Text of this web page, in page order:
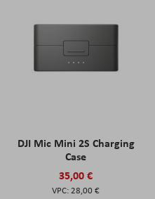
DJI Mic Mini 2S Charging
Case
35,00 €
28,00 €